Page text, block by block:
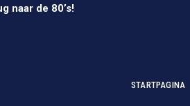
de 80’s!
Wervershoof
STARTPAGINA